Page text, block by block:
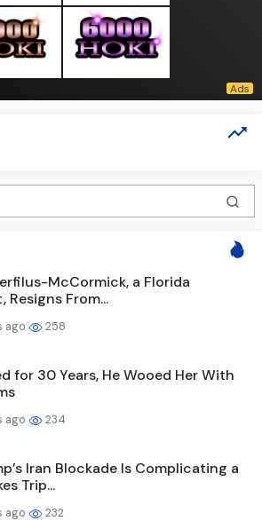
McCormick, a Florida
Resigns From...
ago 258
for 30 Years, He Wooed Her With
ago 234
Iran Blockade Is Complicating a
Trip...
ago 232